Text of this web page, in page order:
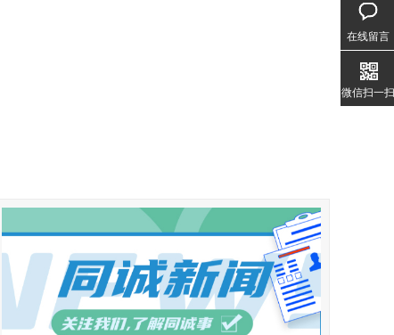
在线留言
微信扫一扫